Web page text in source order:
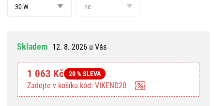
30 W
senzor
ne
Skladem 12. 8. 2026 u Vás
1 063 Kč 20 % SLEVA
Zadejte v košíku kód: VIKEND20